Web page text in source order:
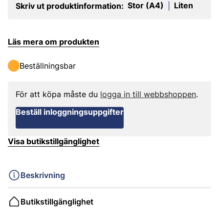
Skriv ut produktinformation: Stor (A4) Liten
Läs mera om produkten
Beställningsbar
För att köpa måste du logga in till webbshoppen.
Beställ inloggningsuppgifter
Visa butikstillgänglighet
Beskrivning
Butikstillgänglighet